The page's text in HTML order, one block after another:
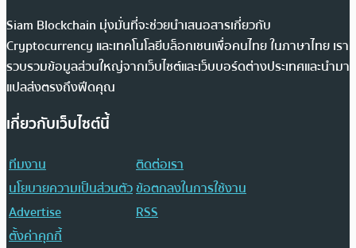
Siam Blockchain มุ่งมั่นที่จะช่วยนำเสนอสารเกี่ยวกับ
Cryptocurrency และเทคโนโลยีบล็อกเชนเพื่อคนไทย ในภาษาไทย เรา
รวบรวมข้อมูลส่วนใหญ่จากเว็บไซต์และเว็บบอร์ดต่างประเทศและนำมา
แปลส่งตรงถึงฟีดคุณ
เกี่ยวกับเว็บไซต์นี้
ทีมงาน
ติดต่อเรา
นโยบายความเป็นส่วนตัวข้อตกลงในการใช้งาน
Advertise
RSS
ตั้งค่าคุกกี้